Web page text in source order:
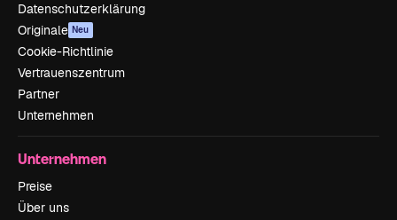
Datenschutzerklärung
Originale Neu
Cookie-Richtlinie
Vertrauenszentrum
Partner
Unternehmen
Unternehmen
Preise
Über uns